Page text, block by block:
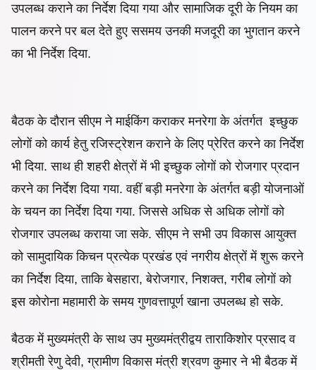
उपलब्ध कराने का निर्देश दिया गया और सामाजिक दूरी के नियम का
पालन करने पर बल देते हुए ससमय उनकी मजदूरी का भुगतान करने
का भी निर्देश दिया.
बैठक के दौरान सीएम ने माईकिंग कराकर मनरेगा के अंतर्गत इच्छुक
लोगों को कार्य हेतु रजिस्ट्रेशन कराने के लिए प्रेरित करने का निर्देश
भी दिया. साथ ही शहरी क्षेत्रों में भी इच्छुक लोगों को रोजगार प्रदान
करने का निर्देश दिया गया. वहीं बड़ी मनरेगा के अंतर्गत बड़ी योजनाओं
के चयन का निर्देश दिया गया. जिससे अधिक से अधिक लोगों को
रोजगार उपलब्ध कराया जा सके. सीएम ने सभी उप विकास आयुक्त
को सामुदायिक किचन प्रत्येक प्रखंड एवं नगरीय क्षेत्रों में शुरू करने
का निर्देश दिया, ताकि बेसहारा, बेरोजगार, निशक्त, गरीब लोगों को
इस कोरोना महामारी के समय गुणवत्तापूर्ण खाना उपलब्ध हो सके.
बैठक में मुख्यमंत्री के साथ उप मुख्यमंत्रीद्वय ताराकिशोर प्रसाद व
श्रीमती रेणु देवी, ग्रामीण विकास मंत्री श्रवण कुमार ने भी बैठक में